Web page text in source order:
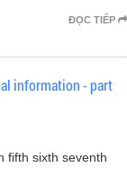
ĐỌC TIẾP
information - part
fifth sixth seventh